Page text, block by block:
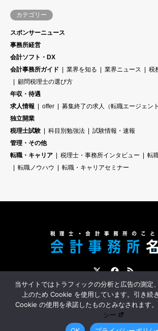
カテゴリー
スポンサーニュース
事務所経営
会計ソフト・DX
会計事務所ガイド
業界を知る 業界ニュース
税
顧問税理士の選び方
年収・待遇
求人情報
offer
募集終了の求人（転職エージェン
独立開業
税理士試験
科目別勉強法
試験情報・速報
管理・その他
転職・キャリア
税理士・事務所インタビュー
転
転職ノウハウ
転職・キャリアセミナー
TwitterFacebookRSS
会計事務所名鑑とは？ 会計事務所への転職サポー
会計事務所名鑑｜税理士・会計事務所スタッフのための
当サイトではトラフィックの分析と広告の測定
上のため Cookie を使用しています。引き続
Cookie の使用を承諾したものとみなされます。
シー